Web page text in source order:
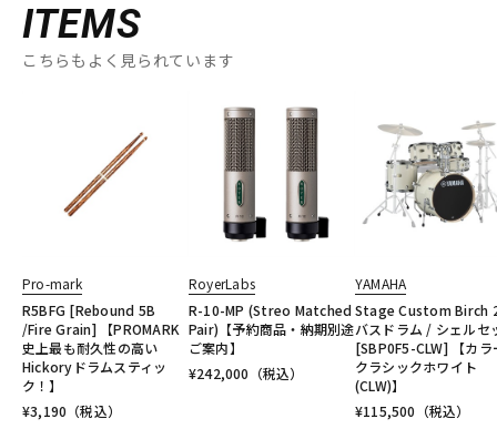
ITEMS
こちらもよく見られています
Pro-mark
R5BFG [Rebound 5B
/Fire Grain] 【PROMARK
史上最も耐久性の高い
Hickoryドラムスティッ
ク！】
¥3,190 （税込）
RoyerLabs
R-10-MP (Streo Matched
Pair)【予約商品・納期別途
ご案内】
¥242,000 （税込）
YAMAHA
Stage Custom Birch
バスドラム / シェルセ
[SBP0F5-CLW] 【カラ
クラシックホワイト
(CLW)】
¥115,500 （税込）